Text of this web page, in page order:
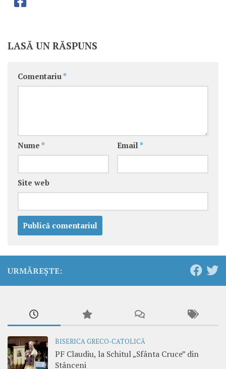
LASĂ UN RĂSPUNS
Comentariu *
Nume * Email *
Site web
URMĂREȘTE:
BISERICA GRECO-CATOLICĂ
PF Claudiu, la Schitul „Sfânta Cruce” din
Stânceni